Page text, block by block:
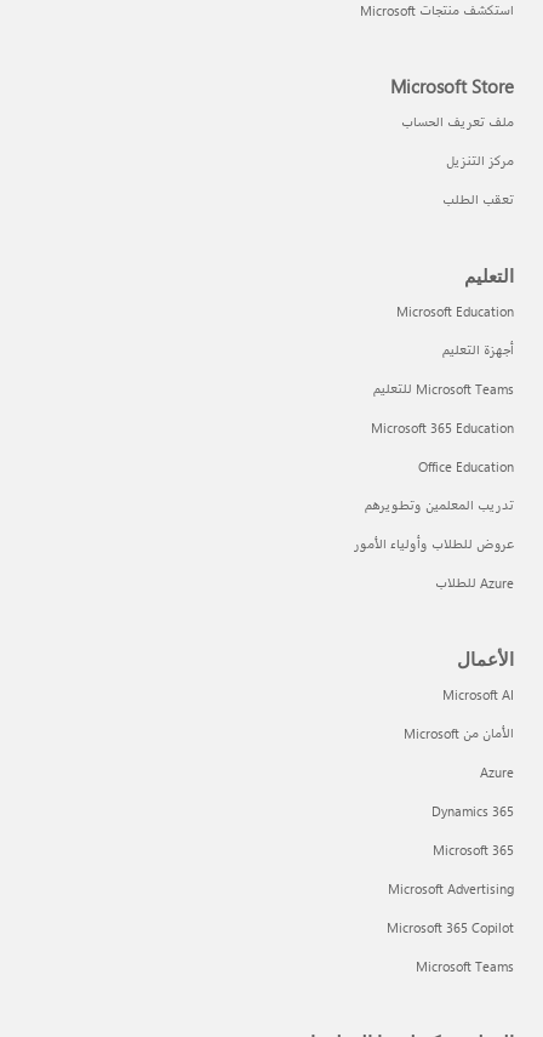
استكشف منتجات Microsoft
Microsoft Store
ملف تعريف الحساب
مركز التنزيل
تعقب الطلب
التعليم
Microsoft Education
أجهزة التعليم
Microsoft Teams للتعليم
Microsoft 365 Education
Office Education
تدريب المعلمين وتطويرهم
عروض للطلاب وأولياء الأمور
Azure للطلاب
الأعمال
Microsoft AI
الأمان من Microsoft
Azure
Dynamics 365
Microsoft 365
Microsoft Advertising
Microsoft 365 Copilot
Microsoft Teams